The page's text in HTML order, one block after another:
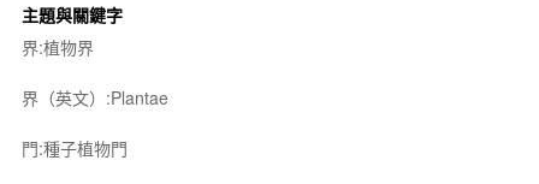
主題與關鍵字
界:植物界
界（英文）:Plantae
門:種子植物門